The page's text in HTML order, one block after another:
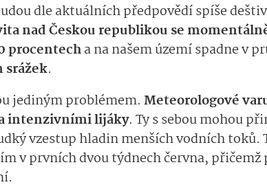
dle aktuálních předpovědí spíše
nad Českou republikou se
procentecha na našem území spadne v
srážek.
jediným problémem. Meteorologové
intenzivními lijáky. Ty s sebou mohou
vzestup hladin menších vodních toků.
v prvních dvou týdnech června, přičemž